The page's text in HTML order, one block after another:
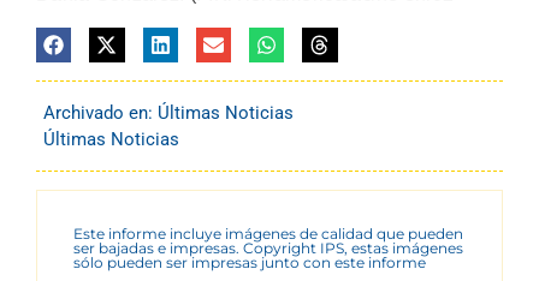
Archivado en: Últimas Noticias
Últimas Noticias
Este informe incluye imágenes de calidad que pueden
ser bajadas e impresas. Copyright IPS, estas imágenes
sólo pueden ser impresas junto con este informe